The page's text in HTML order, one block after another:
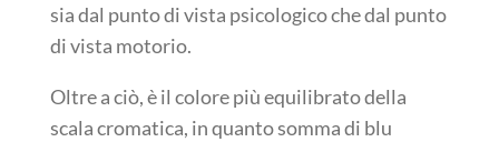
sia dal punto di vista psicologico che dal punto
di vista motorio.
Oltre a ciò, è il colore più equilibrato della
scala cromatica, in quanto somma di blu